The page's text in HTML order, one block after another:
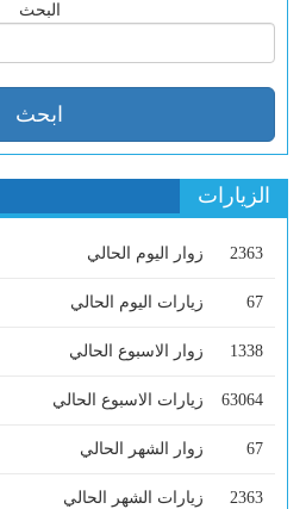
البحث
الزيارات
2363 زوار اليوم الحالي
67 زيارات اليوم الحالي
1338 زوار الاسبوع الحالي
63064 زيارات الاسبوع الحالي
67 زوار الشهر الحالي
2363 زيارات الشهر الحالي